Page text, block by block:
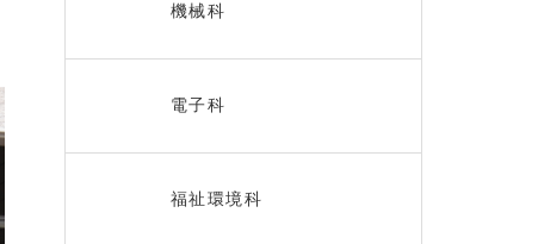
機械科
電子科
福祉環境科